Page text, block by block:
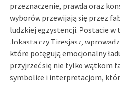
przeznaczenie, prawda oraz
wyborów przewijają się przez
ludzkiej egzystencji. Postacie w
Jokasta czy Tiresjasz,
które potęgują emocjonalny
przyjrzeć się nie tylko wątkom
symbolice i interpretacjom,